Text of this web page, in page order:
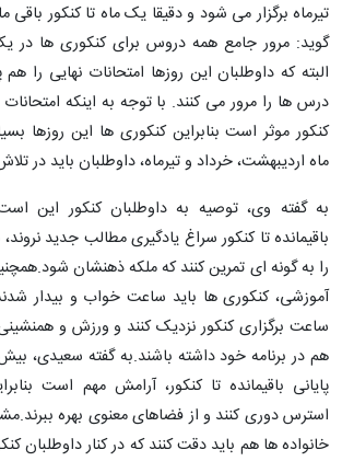
تیرماه برگزار می شود و دقیقا یک ماه تا کنکور
گوید: مرور جامع همه دروس برای کنکوری ها در
البته که داوطلبان این روزها امتحانات نهایی را
درس ها را مرور می کنند. با توجه به اینکه
کنکور موثر است بنابراین کنکوری ها این روزها
ماه اردیبهشت، خرداد و تیرماه، داوطلبان باید در
به گفته وی، توصیه به داوطلبان کنکور این
باقیمانده تا کنکور سراغ یادگیری مطالب جدید
را به گونه ای تمرین کنند که ملکه ذهنشان
آموزشی، کنکوری ها باید ساعت خواب و بیدار
ساعت برگزاری کنکور نزدیک کنند و ورزش و
هم در برنامه خود داشته باشند.به گفته سعیدی،
پایانی باقیمانده تا کنکور، آرامش مهم است
استرس دوری کنند و از فضاهای معنوی بهره
خانواده ها هم باید دقت کنند که در کنار داوطلبان